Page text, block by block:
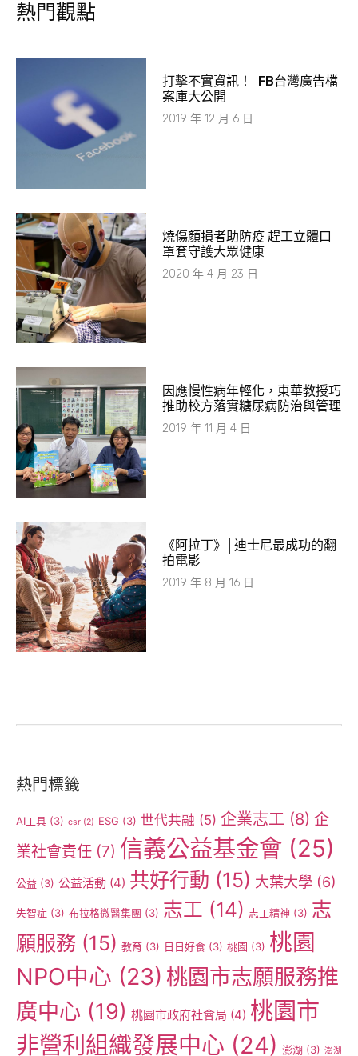
熱門觀點
打擊不實資訊！ FB台灣廣告檔
案庫大公開
2019 年 12 月 6 日
燒傷顏損者助防疫 趕工立體口
罩套守護大眾健康
2020 年 4 月 23 日
因應慢性病年輕化，東華教授巧
推助校方落實糖尿病防治與管理
2019 年 11 月 4 日
《阿拉丁》│迪士尼最成功的翻
拍電影
2019 年 8 月 16 日
熱門標籤
AI工具 (3) csr (2) ESG (3) 世代共融 (5) 企業志工 (8) 企
業社會責任 (7) 信義公益基金會 (25)
公益 (3) 公益活動 (4) 共好行動 (15) 大葉大學 (6)
失智症 (3) 布拉格微醫集團 (3) 志工 (14) 志工精神 (3) 志
願服務 (15) 教育 (3) 日日好食 (3) 桃園 (3) 桃園
NPO中心 (23) 桃園市志願服務推
廣中心 (19) 桃園市政府社會局 (4) 桃園市
非營利組織發展中心 (24) 澎湖 (3) 澎湖